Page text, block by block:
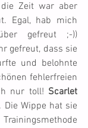
Zeit war aber
Egal, hab mich
gefreut, dass sie
und belohnte
fehlerfreien
nur toll! Scarlet
Wippe hat sie